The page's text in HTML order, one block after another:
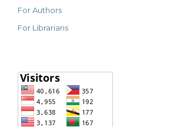
For Authors
For Librarians